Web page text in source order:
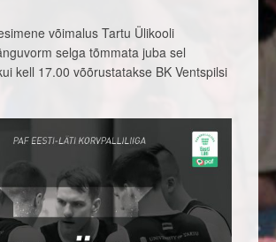
võimalus Tartu Ülikooli
selga tõmmata juba sel
kell 17.00 võõrustatakse BK Ventspilsi